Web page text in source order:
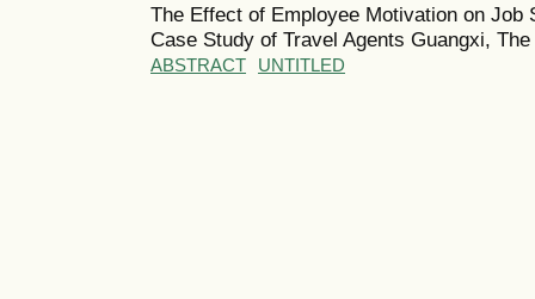
The Effect of Employee Motivation on Job
Case Study of Travel Agents Guangxi,
ABSTRACT UNTITLED